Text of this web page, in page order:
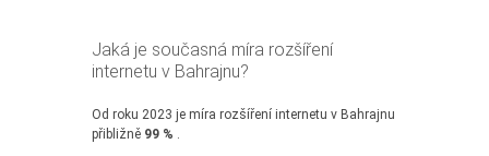
Jaká je současná míra rozšíření
internetu v Bahrajnu?
Od roku 2023 je míra rozšíření internetu v Bahrajnu
přibližně 99 % .